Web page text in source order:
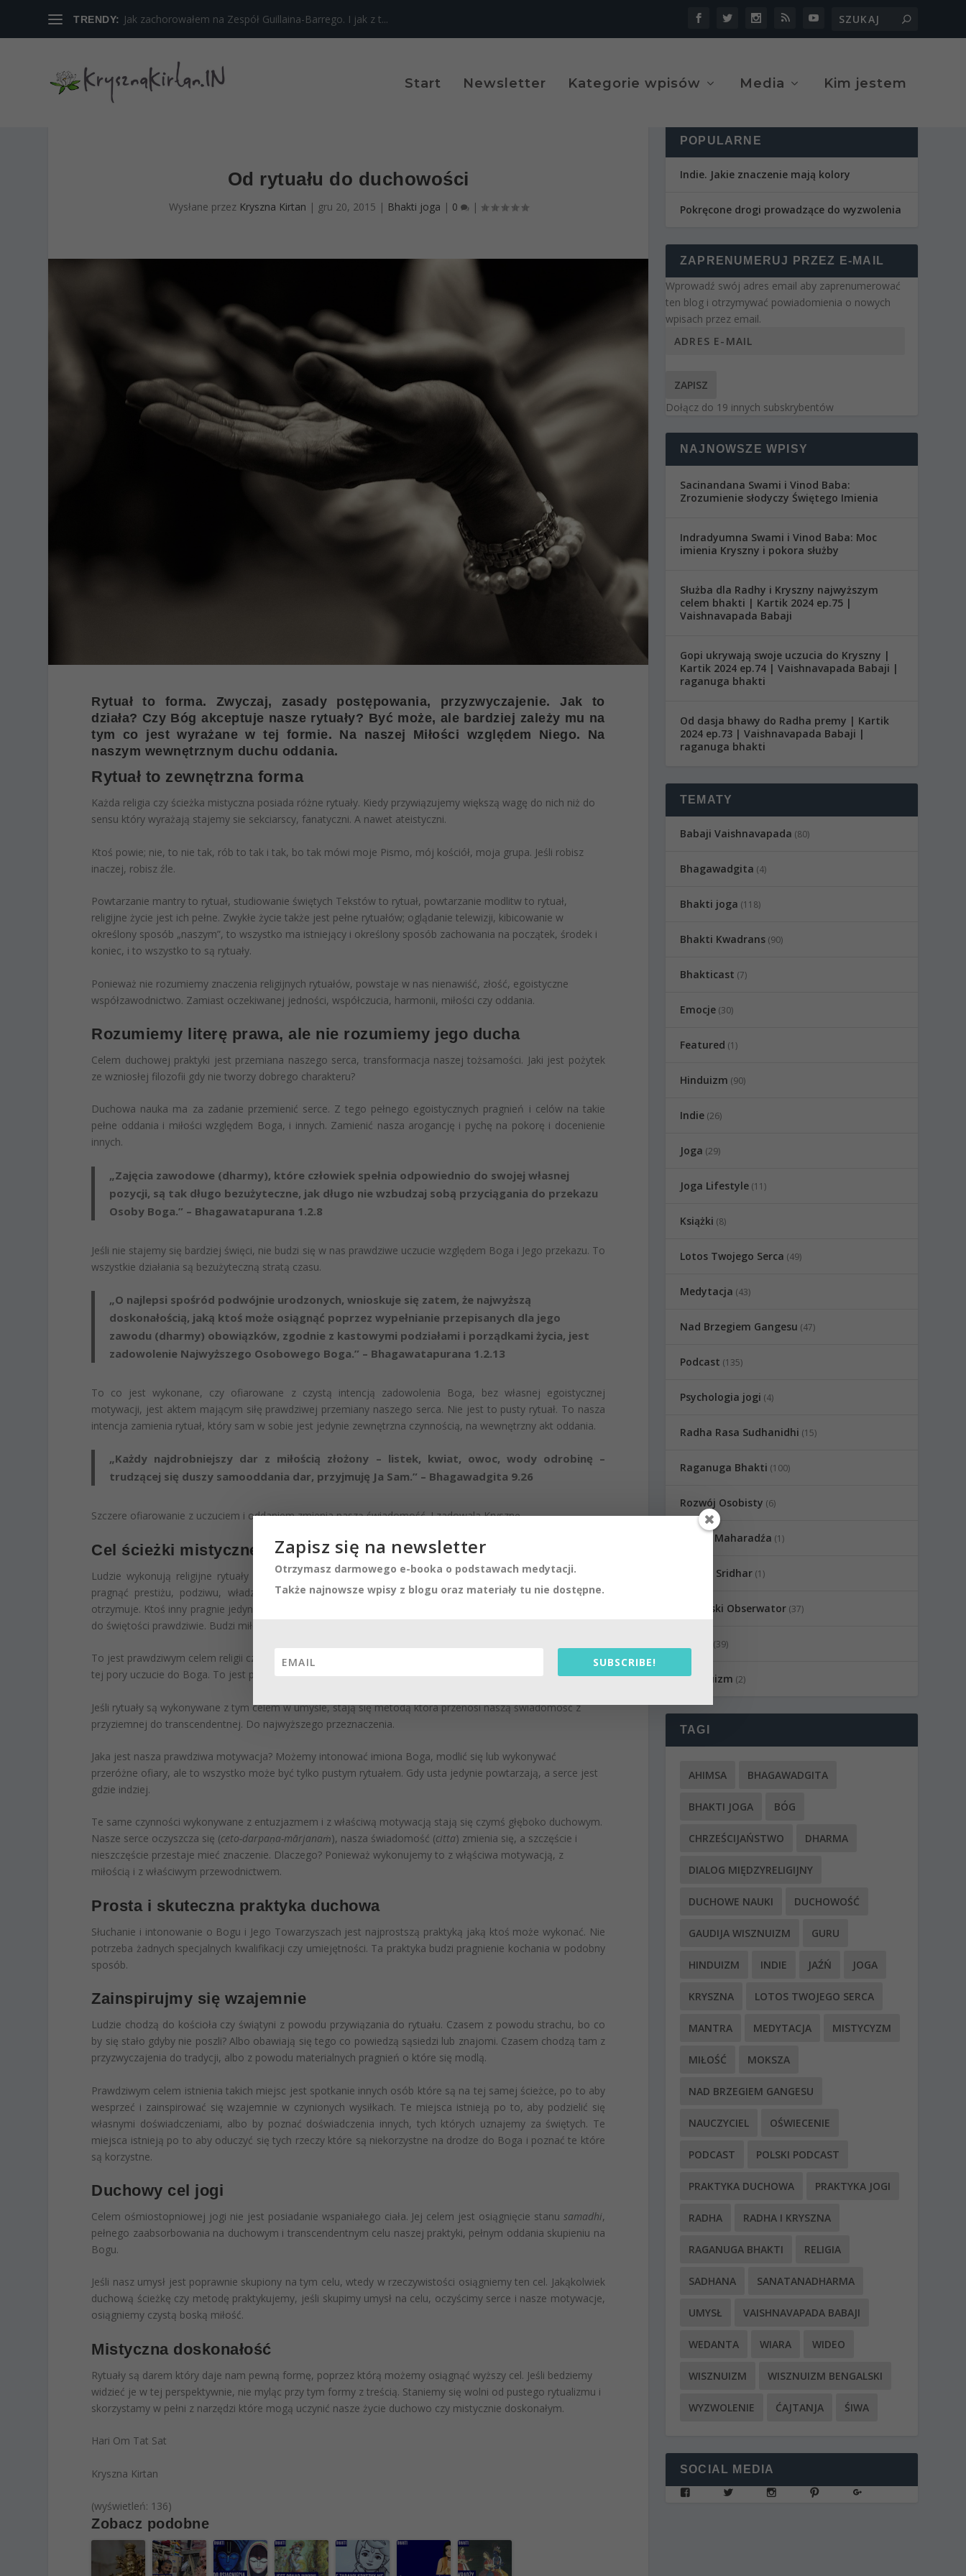
TRENDY: Jak zachorowałem na Zespół Guillaina-Barrego. I jak z t...
Start Newsletter Kategorie wpisów Media Kim jestem
Od rytuału do duchowości
Wysłane przez Kryszna Kirtan | gru 20, 2015 | Bhakti joga | 0 |
Rytuał to forma. Zwyczaj, zasady postępowania, przyzwyczajenie. Jak to
działa? Czy Bóg akceptuje nasze rytuały? Być może, ale bardziej zależy mu na
tym co jest wyrażane w tej formie. Na naszej Miłości względem Niego. Na
naszym wewnętrznym duchu oddania.
Rytuał to zewnętrzna forma
Każda religia czy ścieżka mistyczna posiada różne rytuały. Kiedy przywiązujemy większą wagę do nich niż do
sensu który wyrażają stajemy sie sekciarscy, fanatyczni. A nawet ateistyczni.
Ktoś powie; nie, to nie tak, rób to tak i tak, bo tak mówi moje Pismo, mój kościół, moja grupa. Jeśli robisz
inaczej, robisz źle.
Powtarzanie mantry to rytuał, studiowanie świętych Tekstów to rytuał, powtarzanie modlitw to rytuał,
religijne życie jest ich pełne. Zwykłe życie także jest pełne rytuałów; oglądanie telewizji, kibicowanie w
określony sposób „naszym”, to wszystko ma istniejący i określony sposób zachowania na początek, środek i
koniec, i to wszystko to są rytuały.
Ponieważ nie rozumiemy znaczenia religijnych rytuałów, powstaje w nas nienawiść, złość, egoistyczne
współzawodnictwo. Zamiast oczekiwanej jedności, współczucia, harmonii, miłości czy oddania.
Rozumiemy literę prawa, ale nie rozumiemy jego ducha
Celem duchowej praktyki jest przemiana naszego serca, transformacja naszej tożsamości. Jaki jest pożytek
ze wzniosłej filozofii gdy nie tworzy dobrego charakteru?
Duchowa nauka ma za zadanie przemienić serce. Z tego pełnego egoistycznych pragnień i celów na takie
pełne oddania i miłości względem Boga, i innych. Zamienić nasza arogancję i pychę na pokorę i docenienie
innych.
„Zajęcia zawodowe (dharmy), które człowiek spełnia odpowiednio do swojej własnej
pozycji, są tak długo bezużyteczne, jak długo nie wzbudzaj sobą przyciągania do przekazu
Osoby Boga.” – Bhagawatapurana 1.2.8
Jeśli nie stajemy się bardziej święci, nie budzi się w nas prawdziwe uczucie względem Boga i Jego przekazu. To
wszystkie działania są bezużyteczną stratą czasu.
„O najlepsi spośród podwójnie urodzonych, wnioskuje się zatem, że najwyższą
doskonałością, jaką ktoś może osiągnąć poprzez wypełnianie przepisanych dla jego
zawodu (dharmy) obowiązków, zgodnie z kastowymi podziałami i porządkami życia, jest
zadowolenie Najwyższego Osobowego Boga.” – Bhagawatapurana 1.2.13
To co jest wykonane, czy ofiarowane z czystą intencją zadowolenia Boga, bez własnej egoistycznej
motywacji, jest aktem mającym siłę prawdziwej przemiany naszego serca. Nie jest to pusty rytuał. To nasza
intencja zamienia rytuał, który sam w sobie jest jedynie zewnętrzna czynnością, na wewnętrzny akt oddania.
„Każdy najdrobniejszy dar z miłością złożony – listek, kwiat, owoc, wody odrobinę –
trudzącej się duszy samooddania dar, przyjmuję Ja Sam.” – Bhagawadgita 9.26
Szczere ofiarowanie z uczuciem i oddaniem zmienia naszą świadomość. I zadowala Krysznę.
Cel ścieżki mistycznej
Ludzie wykonują religijne rytuały z różnych powodów. Dlatego otrzymują różne ich rezultaty. Ktoś może
pragnąć prestiżu, podziwu, władzy, pozycji. Ktoś inny pragnie materialnych korzyści. I to czego pragnie
otrzymuje. Ktoś inny pragnie jedynie zadowolić Boga, ze szczerego serca, i to pragnienie oczyszcza go i zbliża
do świętości prawdziwie. Budzi miłość Boga w sercu.
To jest prawdziwym celem religii czy ścieżki mistycznej. To uniwersalna zasada, która budzi w nas ukryte do
tej pory uczucie do Boga. To jest prawdziwe sedno wszelkich praktyk duchowych.
Jeśli rytuały są wykonywane z tym celem w umyśle, stają się metodą która przenosi naszą świadomość z
przyziemnej do transcendentnej. Do najwyższego przeznaczenia.
Jaka jest nasza prawdziwa motywacja? Możemy intonować imiona Boga, modlić się lub wykonywać
przeróżne ofiary, ale to wszystko może być tylko pustym rytuałem. Gdy usta jedynie powtarzają, a serce jest
gdzie indziej.
Te same czynności wykonywane z entuzjazmem i z właściwą motywacją stają się czymś głęboko duchowym.
Nasze serce oczyszcza się (ceto-darpaṇa-mārjanaṁ), nasza świadomość (citta) zmienia się, a szczęście i
nieszczęście przestaje mieć znaczenie. Dlaczego? Ponieważ wykonujemy to z włąściwa motywacją, z
miłością i z właściwym przewodnictwem.
Prosta i skuteczna praktyka duchowa
Słuchanie i intonowanie o Bogu i Jego Towarzyszach jest najprostszą praktyką jaką ktoś może wykonać. Nie
potrzeba żadnych specjalnych kwalifikacji czy umiejętności. Ta praktyka budzi pragnienie kochania w podobny
sposób.
Zainspirujmy się wzajemnie
Ludzie chodzą do kościoła czy świątyni z powodu przywiązania do rytuału. Czasem z powodu strachu, bo co
by się stało gdyby nie poszli? Albo obawiają się tego co powiedzą sąsiedzi lub znajomi. Czasem chodzą tam z
przyzwyczajenia do tradycji, albo z powodu materialnych pragnień o które się modlą.
Prawdziwym celem istnienia takich miejsc jest spotkanie innych osób które są na tej samej ścieżce, po to aby
wesprzeć i zainspirować się wzajemnie w czynionych wysiłkach. Te miejsca istnieją po to, aby podzielić się
własnymi doświadczeniami, albo by poznać doświadczenia innych, tych których uznajemy za świętych. Te
miejsca istnieją po to aby oduczyć się tych rzeczy które są niekorzystne na drodze do Boga i poznać te które
są korzystne.
Duchowy cel jogi
Celem ośmiostopniowej jogi nie jest posiadanie wspaniałego ciała. Jej celem jest osiągnięcie stanu samadhi,
pełnego zaabsorbowania na duchowym i transcendentnym celu naszej praktyki, pełnym oddania skupieniu na
Bogu.
Jeśli nasz umysł jest poprawnie skupiony na tym celu, wtedy w rzeczywistości osiągniemy ten cel. Jakąkolwiek
duchową ścieżkę czy metodę praktykujemy, jeśli skupimy umysł na celu, oczyścimy serce i nasze motywacje,
osiągniemy czystą boską miłość.
Mistyczna doskonałość
Rytuały są darem który daje nam pewną formę, poprzez którą możemy osiągnąć wyższy cel. Jeśli bedziemy
widzieć je w tej perspektywnie, nie myląc przy tym formy z treścią. Staniemy się wolni od pustego rytualizmu i
skorzystamy w pełni z narzędzi które mogą uczynić nasze życie duchowo czy mistycznie doskonałym.
Hari Om Tat Sat
Kryszna Kirtan
(wyświetleń: 136)
Zobacz podobne
POPULARNE
Indie. Jakie znaczenie mają kolory
Pokręcone drogi prowadzące do wyzwolenia
ZAPRENUMERUJ PRZEZ E-MAIL
Wprowadź swój adres email aby zaprenumerować
ten blog i otrzymywać powiadomienia o nowych
wpisach przez email.
ZAPISZ
Dołącz do 19 innych subskrybentów
NAJNOWSZE WPISY
Sacinandana Swami i Vinod Baba:
Zrozumienie słodyczy Świętego Imienia
Indradyumna Swami i Vinod Baba: Moc
imienia Kryszny i pokora służby
Służba dla Radhy i Kryszny najwyższym
celem bhakti | Kartik 2024 ep.75 |
Vaishnavapada Babaji
Gopi ukrywają swoje uczucia do Kryszny |
Kartik 2024 ep.74 | Vaishnavapada Babaji |
raganuga bhakti
Od dasja bhawy do Radha premy | Kartik
2024 ep.73 | Vaishnavapada Babaji |
raganuga bhakti
TEMATY
Babaji Vaishnavapada (80)
Bhagawadgita (4)
Bhakti joga (118)
Bhakti Kwadrans(90)
Bhakticast (7)
Emocje(30)
Featured (1)
Hinduizm (90)
Indie(26)
Joga (29)
Joga Lifestyle(11)
Książki (8)
Lotos Twojego Serca (49)
Medytacja (43)
Nad Brzegiem Gangesu (47)
Podcast (135)
Psychologia jogi (4)
Radha Rasa Sudhanidhi (15)
Raganuga Bhakti (100)
Rozwój Osobisty (6)
Sadhu Maharadźa (1)
Swami Sridhar(1)
Wedyjski Obserwator(37)
(39)
wisznuizm (2)
TAGI
AHIMSA BHAGAWADGITA
BHAKTI JOGA BÓG
CHRZEŚCIJAŃSTWO DHARMA
DIALOG MIĘDZYRELIGIJNY
DUCHOWE NAUKI DUCHOWOŚĆ
GAUDIJA WISZNUIZM GURU
HINDUIZM INDIE JAŹŃ JOGA
KRYSZNA LOTOS TWOJEGO SERCA
MANTRA MEDYTACJA MISTYCYZM
MIŁOŚĆ MOKSZA
NAD BRZEGIEM GANGESU
NAUCZYCIEL OŚWIECENIE
PODCAST POLSKI PODCAST
PRAKTYKA DUCHOWA PRAKTYKA JOGI
RADHA RADHA I KRYSZNA
RAGANUGA BHAKTI RELIGIA
SADHANA SANATANADHARMA
UMYSŁ VAISHNAVAPADA BABAJI
WEDANTA WIARA WIDEO
WISZNUIZM WISZNUIZM BENGALSKI
WYZWOLENIE ĆAJTANJA ŚIWA
SOCIAL MEDIA
Zapisz się na newsletter
Otrzymasz darmowego e-booka o podstawach medytacji.
Także najnowsze wpisy z blogu oraz materiały tu nie dostępne.
SUBSCRIBE!